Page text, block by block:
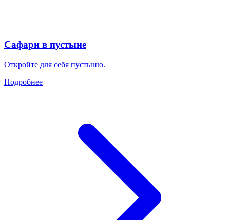
Сафари в пустыне
Откройте для себя пустыню.
Подробнее